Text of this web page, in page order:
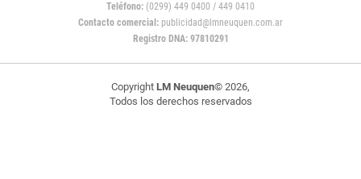
Teléfono: (0299) 449 0400 / 449 0410
Contacto comercial: publicidad@lmneuquen.com.ar
Registro DNA: 97810291
Copyright LM Neuquen© 2026,
Todos los derechos reservados